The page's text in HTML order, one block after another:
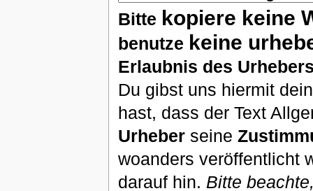
Bitte kopiere keine
benutze keine
Erlaubnis des
Du gibst uns hiermit
hast, dass der Text
Urheberseine
woanders veröffentlicht
darauf hin. Bitte